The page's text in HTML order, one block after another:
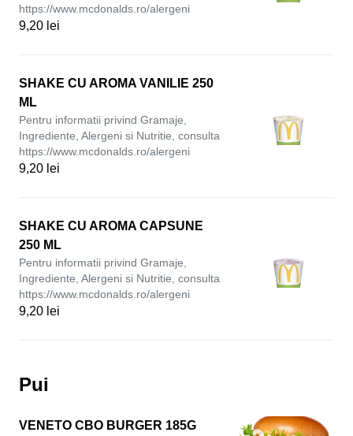
https://www.mcdonalds.ro/alergeni
9,20 lei
SHAKE CU AROMA VANILIE 250
ML
Pentru informatii privind Gramaje,
Ingrediente, Alergeni si Nutritie, consulta
https://www.mcdonalds.ro/alergeni
9,20 lei
SHAKE CU AROMA CAPSUNE
250 ML
Pentru informatii privind Gramaje,
Ingrediente, Alergeni si Nutritie, consulta
https://www.mcdonalds.ro/alergeni
9,20 lei
Pui
VENETO CBO BURGER 185G